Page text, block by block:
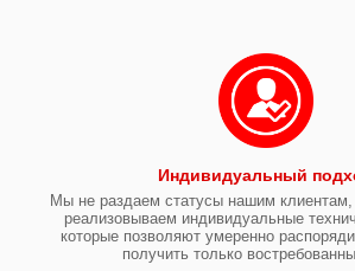
Индивидуальный
Мы не раздаем статусы нашим
реализовываем индивидуальные
которые позволяют умеренно
получить только